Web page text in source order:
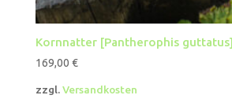
Kornnatter [Pantherophis guttatus]
169,00 €
zzgl.Versandkosten